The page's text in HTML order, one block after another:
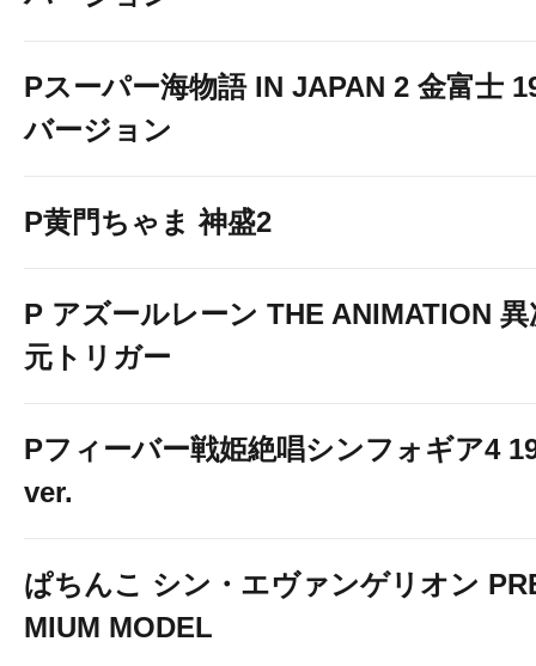
Pスーパー海物語 IN JAPAN 2 金富士
バージョン
P黄門ちゃま 神盛2
P アズールレーン THE ANIMATION 異
元トリガー
Pフィーバー戦姫絶唱シンフォギア4
ver.
ぱちんこ シン・エヴァンゲリオン
MIUM MODEL